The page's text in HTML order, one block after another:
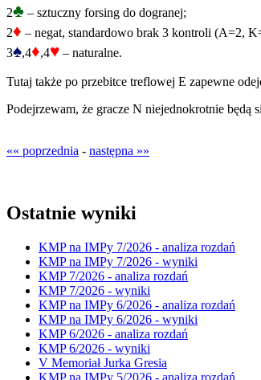
2♣ – sztuczny forsing do dogranej;
2♦ – negat, standardowo brak 3 kontroli (A=2,
3♠,4♦,4♥ – naturalne.
Tutaj także po przebitce treflowej E zapewne
Podejrzewam, że gracze N niejednokrotnie będą
«« poprzednia - następna »»
Ostatnie wyniki
KMP na IMPy 7/2026 - analiza rozdań
KMP na IMPy 7/2026 - wyniki
KMP 7/2026 - analiza rozdań
KMP 7/2026 - wyniki
KMP na IMPy 6/2026 - analiza rozdań
KMP na IMPy 6/2026 - wyniki
KMP 6/2026 - analiza rozdań
KMP 6/2026 - wyniki
V Memoriał Jurka Gresia